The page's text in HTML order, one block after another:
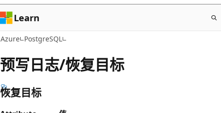
Learn
Azure PostgreSQL
预写日志/恢复目标
恢复目标